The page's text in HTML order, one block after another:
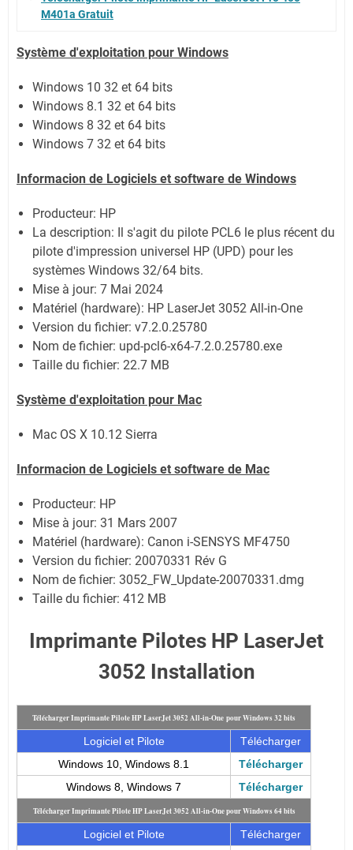
M401a Gratuit
Système d'exploitation pour Windows
Windows 10 32 et 64 bits
Windows 8.1 32 et 64 bits
Windows 8 32 et 64 bits
Windows 7 32 et 64 bits
Informacion de Logiciels et software de Windows
Producteur: HP
La description: Il s'agit du pilote PCL6 le plus récent du
pilote d'impression universel HP (UPD) pour les
systèmes Windows 32/64 bits.
Mise à jour: 7 Mai 2024
Matériel (hardware): HP LaserJet 3052 All-in-One
Version du fichier: v7.2.0.25780
Nom de fichier: upd-pcl6-x64-7.2.0.25780.exe
Taille du fichier: 22.7 MB
Système d'exploitation pour Mac
Mac OS X 10.12 Sierra
Informacion de Logiciels et software de Mac
Producteur: HP
Mise à jour: 31 Mars 2007
Matériel (hardware): Canon i-SENSYS MF4750
Version du fichier: 20070331 Rév G
Nom de fichier: 3052_FW_Update-20070331.dmg
Taille du fichier: 412 MB
Imprimante Pilotes HP LaserJet
3052 Installation
Télécharger Imprimante Pilote HP LaserJet 3052 All-in-One pour Windows 32 bits
Logiciel et Pilote
Télécharger
Windows 10, Windows 8.1
Télécharger
Windows 8, Windows 7
Télécharger
Télécharger Imprimante Pilote HP LaserJet 3052 All-in-One pour Windows 64 bits
Logiciel et Pilote Télécharger